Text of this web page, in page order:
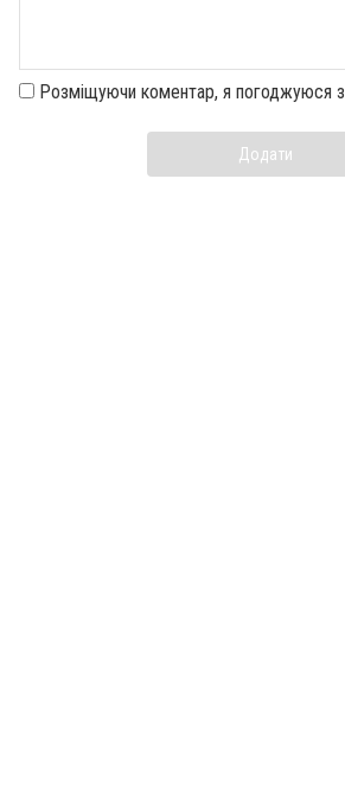
Розміщуючи коментар, я погоджуюся з
Додати